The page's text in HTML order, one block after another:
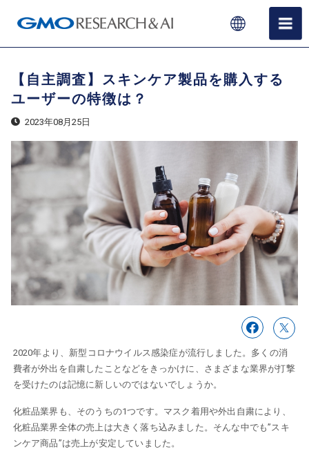
【自主調査】スキンケア製品を購入する
ユーザーの特徴は？
2023年08月25日
2020年より、新型コロナウイルス感染症が流行しました。多くの消
費者が外出を自粛したことなどをきっかけに、さまざまな業界が打撃
を受けたのは記憶に新しいのではないでしょうか。
化粧品業界も、そのうちの1つです。マスク着用や外出自粛により、
化粧品業界全体の売上は大きく落ち込みました。そんな中でも”スキ
ンケア商品”は売上が安定していました。